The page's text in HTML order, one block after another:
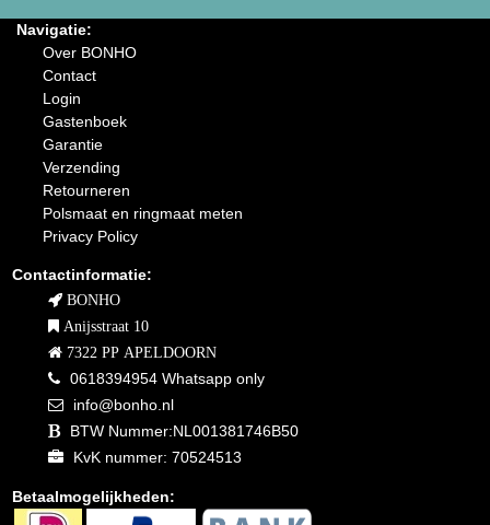
Navigatie:
Over BONHO
Contact
Login
Gastenboek
Garantie
Verzending
Retourneren
Polsmaat en ringmaat meten
Privacy Policy
Contactinformatie:
BONHO
Anijsstraat 10
7322 PP APELDOORN
0618394954 Whatsapp only
info@bonho.nl
BTW Nummer:NL001381746B50
KvK nummer: 70524513
Betaalmogelijkheden: